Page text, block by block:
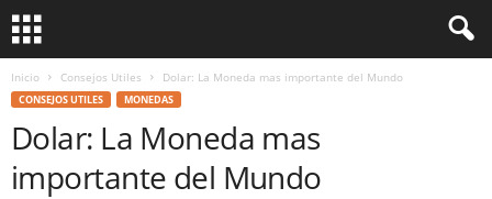
Inicio Consejos Utiles Dolar: La Moneda mas importante del Mundo
CONSEJOS UTILES MONEDAS
Dolar: La Moneda mas
importante del Mundo